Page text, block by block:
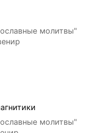
молитвы"
молитвы"